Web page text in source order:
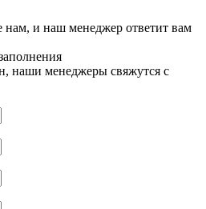
и наш менеджер ответит вам
наши менеджеры свяжутся с